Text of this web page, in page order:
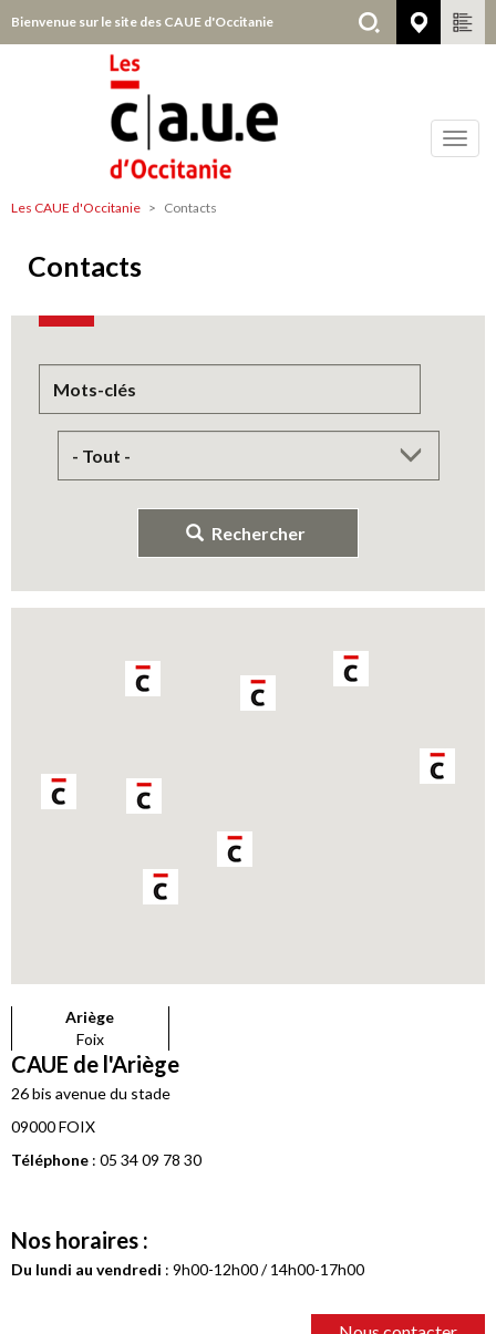
au
Bienvenue sur le site des CAUE d'Occitanie
Les CAUE d'Occitanie Contacts
Contacts
Rechercher
Ariège
Foix
CAUE de l'Ariège
26 bis avenue du stade
09000 FOIX
Téléphone : 05 34 09 78 30
Nos horaires :
Du lundi au vendredi : 9h00-12h00 / 14h00-17h00